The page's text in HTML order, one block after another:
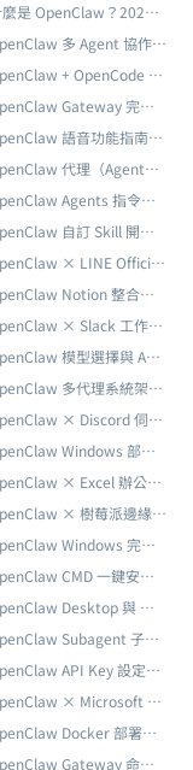
什麼是 OpenClaw？2026 年最火紅的開源 AI 代理入門常見問題解答
OpenClaw 多 Agent 協作完全指南：SubAgent、Agent Teams 與跨代理通訊架構實踐
OpenClaw + OpenCode 整合指南：打造終端機原生的 AI 開發體驗
OpenClaw Gateway 完整指南：Local 模式、遠端部署與 Headless 雲端架構實踐
OpenClaw 語音功能指南：ElevenLabs TTS 與 Whisper 語音辨識整合
OpenClaw 代理（Agent）設定完全指南：從建立、配置到進階管理
OpenClaw Agents 指令完全指南：add、list、config 與模型配置深度解析
OpenClaw 自訂 Skill 開發實戰：從 GoPlaces 到企業級 Skill 整合
OpenClaw × LINE Official Account 串接完全指南：從 Messaging API 到企業級 AI 客服代理
OpenClaw Notion 整合指南：用 AI 代理自動化你的知識管理工作流
OpenClaw × Slack 工作區串接完全指南：從 Bot Token 建立到團隊 AI 自動化
OpenClaw 模型選擇與 API Provider 完全指南：Claude、GPT、Gemini、DeepSeek 實測比較與最佳配置
OpenClaw 多代理系統架構設計：從單一代理到協作團隊的完整技術指南
OpenClaw × Discord 伺服器串接完全指南：從 Bot 建立到社群 AI 自動化管理
OpenClaw Windows 部署完整指南：WSL2 環境搭建、Telegram 遠端控制與企業級安全實踐
OpenClaw × Excel 辦公自動化完全指南：AI 驅動的報表生成、數據分析與工作流自動化
OpenClaw × 樹莓派邊緣部署完全指南：IoT 場景的 AI 代理實戰架構
OpenClaw Windows 完全移除實戰：Daemon 停止、Scheduled Task 清除與殘留檔案徹底刪除
OpenClaw CMD 一鍵安裝實戰：install.cmd 腳本解析、Onboard 2026.2.25 新功能與 Gateway 前台模式完整記錄
OpenClaw Desktop 與 Web UI 完全指南：圖形介面操作、Dashboard 管理與遠端監控
OpenClaw Subagent 子代理完整指南：任務委派、設定方法與實戰範例
OpenClaw API Key 設定完全指南：Anthropic、OpenAI、Gemini 多模型金鑰配置與安全管理
OpenClaw × Microsoft Teams 串接完全指南：從 Channel 設定到 Agent Teams 多代理協作
OpenClaw Docker 部署完全指南：從 Docker Compose 到雲端上線的伺服器架設實戰
OpenClaw Gateway 命令速查表：Port 設定、Start/Stop 操作與 Token 管理完全指南